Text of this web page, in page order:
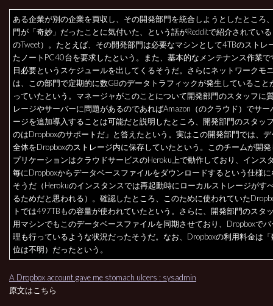
ある企業が別の企業を買収し、その開発部門を統合しようとしたところ
門が「奇妙」だったことに気付いた、という話がRedditで紹介されている
のTweet）。たとえば、その開発部門は必要なマシンとして4TBのストレ
たノートPC40台を要求したという。また、基本的なメンテナンス作業
日必要というスケジュールを出してくるそうだ。さらにネットワークモ
は、この部門で定期的に数GBのデータトラフィックが発生していること
っていたという。マネージャがこのことについて開発部門のスタッフに
レージやサーバーに問題があるのであればAmazon（のクラウド）でサー
ージを追加導入することは可能だと説明したところ、開発部門のスタッ
のはDropboxのサポートだ」と答えたという。実はこの開発部門では、
全体をDropboxのストレージ内に保存していたという。このチームが開
プリケーションはクラウドサービスのHeroku上で動作しており、インス
毎にDropboxからデータベースファイルをダウンロードするという仕様
そうだ（Herokuのインスタンスでは再起動時にローカルストレージがす
るためだと思われる）。確認したところ、このために使われていた
トでは497TBもの容量が使われていたという。さらに、開発部門のスタ
用マシンでもこのデータベースファイルを同期させており、Dropboxで
理も行っているような状況だったそうだ。なお、Dropboxの利用料金は
位は不明）だったという。
A Dropbox account gave me stomach ulcers : sysadmin
原文はこちら